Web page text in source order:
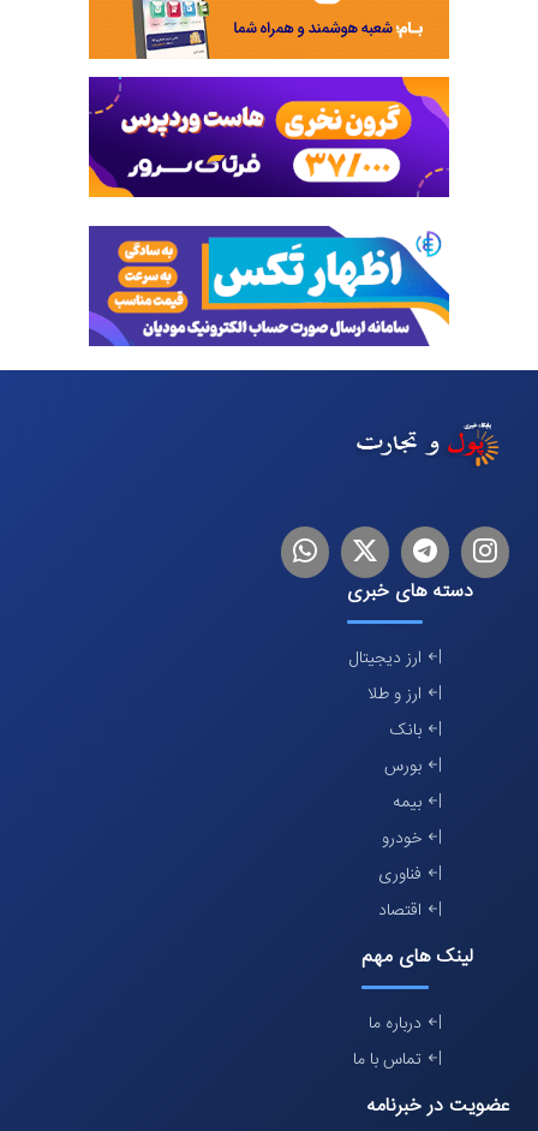
اینستاگرام
تلگرام توییترلینکدین
دسته های خبری
ارز دیجیتال
ارز و طلا
بانک
بورس
بیمه
خودرو
فناوری
اقتصاد
لینک های مهم
درباره ما
تماس با ما
عضویت در خبرنامه